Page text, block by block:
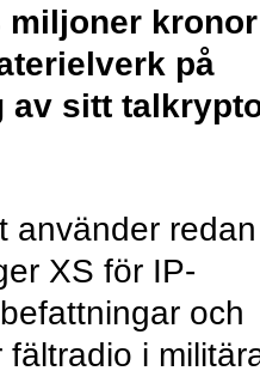
miljoner kronor
på
av sitt
använder redan
XS för IP-
och
i